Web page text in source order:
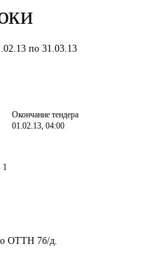
по 31.03.13
Окончание тендера
01.02.13, 04:00
1
ОТТН 7б/д.